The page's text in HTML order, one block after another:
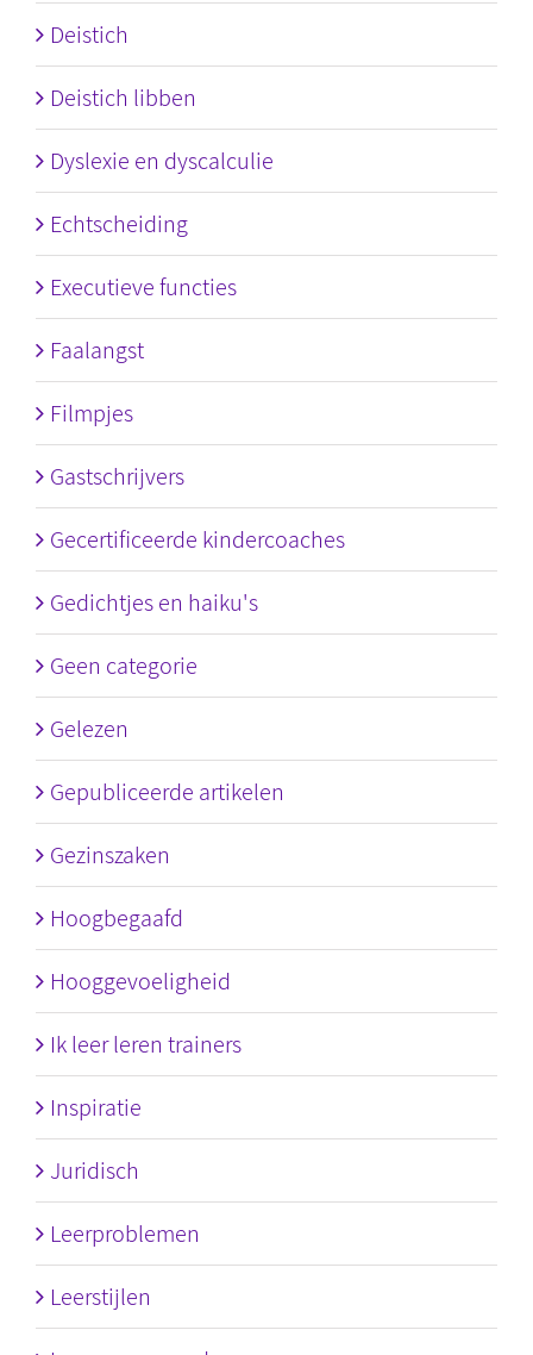
Deistich
Deistich libben
Dyslexie en dyscalculie
Echtscheiding
Executieve functies
Faalangst
Filmpjes
Gastschrijvers
Gecertificeerde kindercoaches
Gedichtjes en haiku's
Geen categorie
Gelezen
Gepubliceerde artikelen
Gezinszaken
Hoogbegaafd
Hooggevoeligheid
Ik leer leren trainers
Inspiratie
Juridisch
Leerproblemen
Leerstijlen